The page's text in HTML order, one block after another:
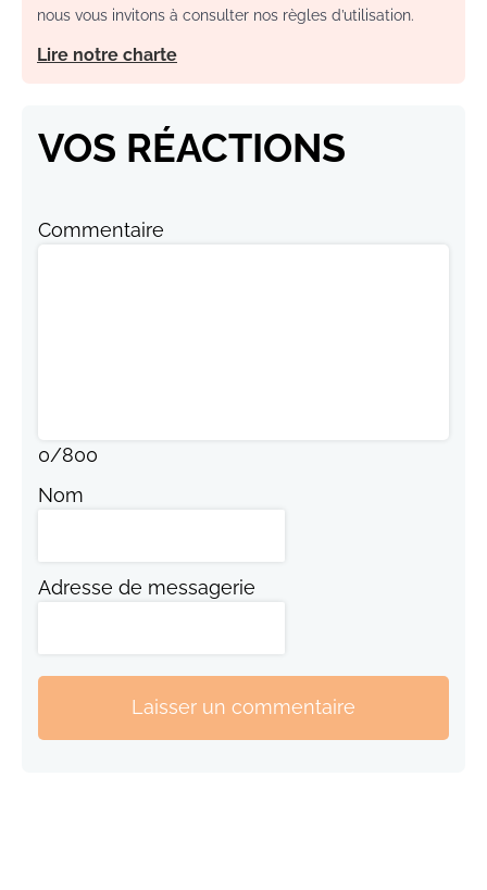
nous vous invitons à consulter nos règles d’utilisation.
Lire notre charte
VOS RÉACTIONS
Commentaire
0/800
Nom
Adresse de messagerie
Laisser un commentaire